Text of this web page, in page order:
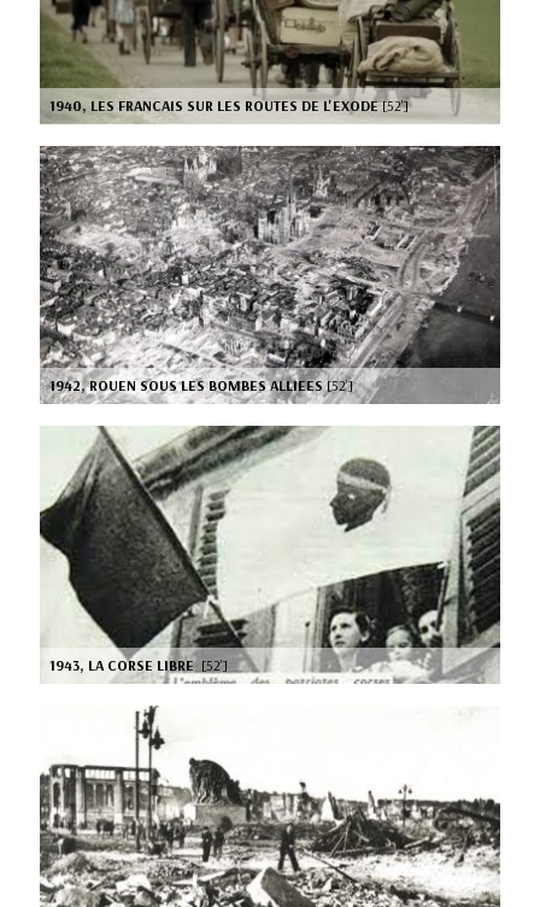
1940, LES FRANCAIS SUR LES ROUTES DE L'EXODE[52’]
1942, ROUEN SOUS LES BOMBES ALLIEES[52’]
1943, LA CORSE LIBRE [52’]